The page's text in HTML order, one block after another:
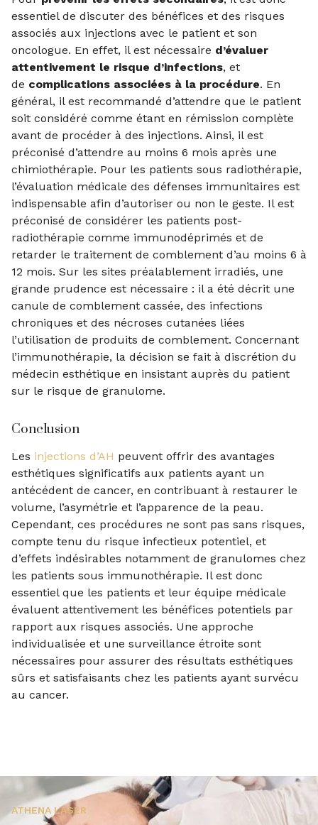
essentiel de discuter des bénéfices et des risques
associés aux injections avec le patient et son
oncologue. En effet, il est nécessaire d’évaluer
attentivement le risque d’infections, et
de complications associées à la procédure. En
général, il est recommandé d’attendre que le patient
soit considéré comme étant en rémission complète
avant de procéder à des injections. Ainsi, il est
préconisé d’attendre au moins 6 mois après une
chimiothérapie. Pour les patients sous radiothérapie,
l’évaluation médicale des défenses immunitaires est
indispensable afin d’autoriser ou non le geste. Il est
préconisé de considérer les patients post-
radiothérapie comme immunodéprimés et de
retarder le traitement de comblement d’au moins 6 à
12 mois. Sur les sites préalablement irradiés, une
grande prudence est nécessaire : il a été décrit une
canule de comblement cassée, des infections
chroniques et des nécroses cutanées liées
l’utilisation de produits de comblement. Concernant
l’immunothérapie, la décision se fait à discrétion du
médecin esthétique en insistant auprès du patient
sur le risque de granulome.
Conclusion
Les injections d’AH peuvent offrir des avantages
esthétiques significatifs aux patients ayant un
antécédent de cancer, en contribuant à restaurer le
volume, l’asymétrie et l’apparence de la peau.
Cependant, ces procédures ne sont pas sans risques,
compte tenu du risque infectieux potentiel, et
d’effets indésirables notamment de granulomes chez
les patients sous immunothérapie. Il est donc
essentiel que les patients et leur équipe médicale
évaluent attentivement les bénéfices potentiels par
rapport aux risques associés. Une approche
individualisée et une surveillance étroite sont
nécessaires pour assurer des résultats esthétiques
sûrs et satisfaisants chez les patients ayant survécu
au cancer.
ATHENA LASER